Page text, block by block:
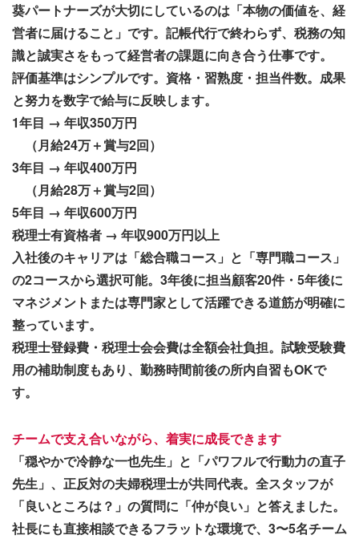
葵パートナーズが大切にしているのは「本物の価値を、経
営者に届けること」です。記帳代行で終わらず、税務の知
識と誠実さをもって経営者の課題に向き合う仕事です。
評価基準はシンプルです。資格・習熟度・担当件数。成果
と努力を数字で給与に反映します。
1年目 → 年収350万円
（月給24万＋賞与2回）
3年目 → 年収400万円
（月給28万＋賞与2回）
5年目 → 年収600万円
税理士有資格者 → 年収900万円以上
入社後のキャリアは「総合職コース」と「専門職コース」
の2コースから選択可能。3年後に担当顧客20件・5年後に
マネジメントまたは専門家として活躍できる道筋が明確に
整っています。
税理士登録費・税理士会会費は全額会社負担。試験受験費
用の補助制度もあり、勤務時間前後の所内自習もOKで
す。
チームで支え合いながら、着実に成長できます
「穏やかで冷静な一也先生」と「パワフルで行動力の直子
先生」、正反対の夫婦税理士が共同代表。全スタッフが
「良いところは？」の質問に「仲が良い」と答えました。
社長にも直接相談できるフラットな環境で、3〜5名チーム